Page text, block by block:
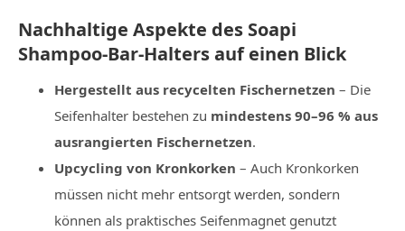
Nachhaltige Aspekte des Soapi
Shampoo-Bar-Halters auf einen Blick
Hergestellt aus recycelten Fischernetzen – Die
Seifenhalter bestehen zu mindestens 90–96 % aus
ausrangierten Fischernetzen.
Upcycling von Kronkorken – Auch Kronkorken
müssen nicht mehr entsorgt werden, sondern
können als praktisches Seifenmagnet genutzt